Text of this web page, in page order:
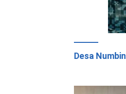
Desa